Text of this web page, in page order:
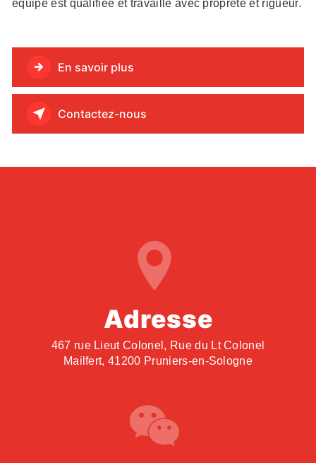
équipe est qualifiée et travaille avec propreté et rigueur.
En savoir plus
Contactez-nous
Adresse
467 rue Lieut Colonel, Rue du Lt Colonel
Mailfert, 41200 Pruniers-en-Sologne